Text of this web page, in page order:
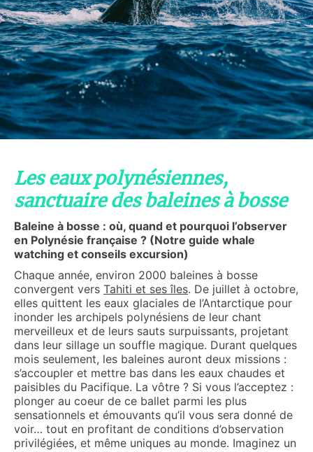
Les eaux polynésiennes,
sanctuaire des baleines à bosse
Baleine à bosse : où, quand et pourquoi l’observer
en Polynésie française ? (Notre guide whale
watching et conseils excursion)
Chaque année, environ 2000 baleines à bosse
convergent vers Tahiti et ses îles. De juillet à octobre,
elles quittent les eaux glaciales de l’Antarctique pour
inonder les archipels polynésiens de leur chant
merveilleux et de leurs sauts surpuissants, projetant
dans leur sillage un souffle magique. Durant quelques
mois seulement, les baleines auront deux missions :
s’accoupler et mettre bas dans les eaux chaudes et
paisibles du Pacifique. La vôtre ? Si vous l’acceptez :
plonger au coeur de ce ballet parmi les plus
sensationnels et émouvants qu’il vous sera donné de
voir… tout en profitant de conditions d’observation
privilégiées, et même uniques au monde. Imaginez un